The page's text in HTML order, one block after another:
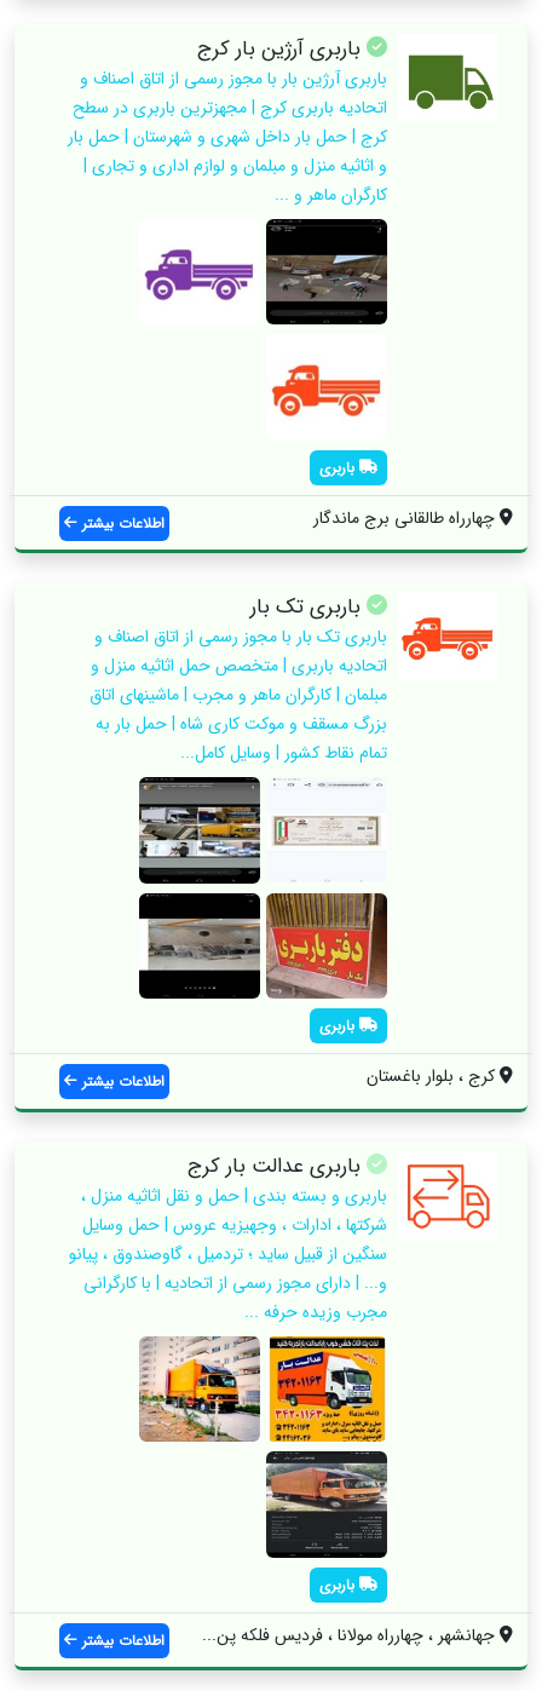
باربری آرژین بار کرج
باربری آرژین بار با مجوز رسمی از اتاق اصناف و
اتحادیه باربری کرج | مجهزترین باربری در سطح
کرج | حمل بار داخل شهری و شهرستان | حمل بار
و اثاثیه منزل و مبلمان و لوازم اداری و تجاری |
کارگران ماهر و ...
باربری
چهارراه طالقانی برج ماندگار اطلاعات بیشتر
باربری تک بار
باربری تک بار با مجوز رسمی از اتاق اصناف و
اتحادیه باربری | متخصص حمل اثاثیه منزل و
مبلمان | کارگران ماهر و مجرب | ماشینهای اتاق
بزرگ مسقف و موکت کاری شاه | حمل بار به
تمام نقاط کشور | وسایل کامل...
باربری
کرج ، بلوار باغستان اطلاعات بیشتر
باربری عدالت بار کرج
باربری و بسته بندی | حمل و نقل اثاثیه منزل ،
شرکتها ، ادارات ، وجهیزیه عروس | حمل وسایل
سنگین از قبیل ساید ؛ تردمیل ، گاوصندوق ، پیانو
و... | دارای مجوز رسمی از اتحادیه | با کارگرانی
مجرب وزیده حرفه ...
باربری
جهانشهر ، چهارراه مولانا ، فردیس فلکه پن... اطلاعات بیشتر